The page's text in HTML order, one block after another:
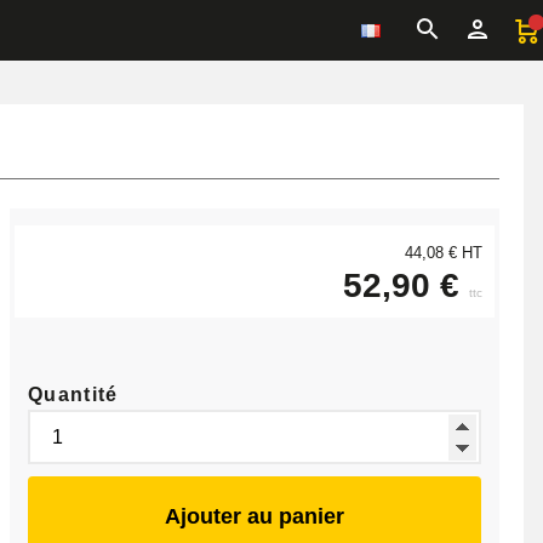
44,08 € HT
52,90 € ttc
Quantité
Ajouter au panier